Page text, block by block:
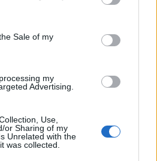
Sale of my
my
Advertising.
Use,
or Sharing of my
Unrelated with the
was collected.
tartalmazza:
cikkarchívum
2 év napon belüli
Előfizetés
BEJELENTKEZÉS